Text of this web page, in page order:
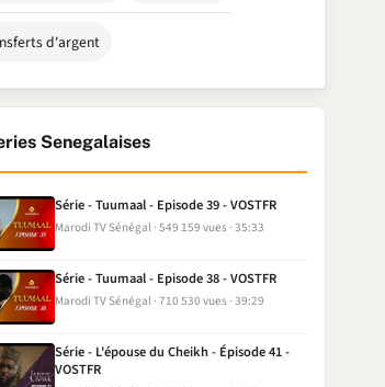
d'argent
Senegalaises
Série - Tuumaal - Episode 39 - VOSTFR
Marodi TV Sénégal 549 159 vues 35:33
Série - Tuumaal - Episode 38 - VOSTFR
Marodi TV Sénégal 710 530 vues 39:29
Série - L'épouse du Cheikh - Épisode 41 -
VOSTFR